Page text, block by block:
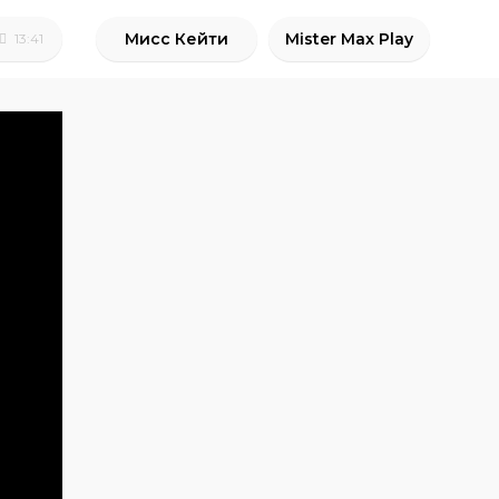
13:41 Мисс Кейти Mister Max Play